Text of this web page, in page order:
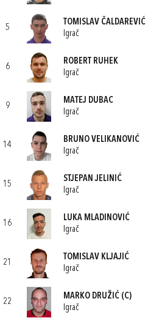
5
TOMISLAV ČALDAREVIĆ
Igrač
6
ROBERT RUHEK
Igrač
9
MATEJ DUBAC
Igrač
14
BRUNO VELIKANOVIĆ
Igrač
15
STJEPAN JELINIĆ
Igrač
16
LUKA MLADINOVIĆ
Igrač
21
TOMISLAV KLJAJIĆ
Igrač
22
MARKO DRUŽIĆ (C)
Igrač